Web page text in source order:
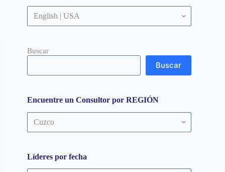
Buscar
Buscar
Encuentre un Consultor por REGIÓN
Encuentre
un
Consultor
Líderes por fecha